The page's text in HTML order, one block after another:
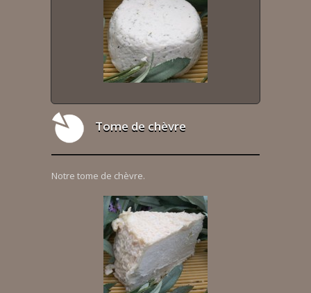
Tome de chèvre
Notre tome de chèvre.